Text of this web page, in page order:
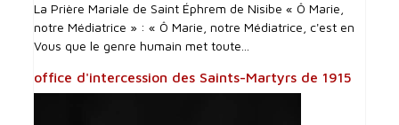
La Prière Mariale de Saint Éphrem de Nisibe « Ô Marie,
notre Médiatrice » : « Ô Marie, notre Médiatrice, c'est en
Vous que le genre humain met toute...
office d'intercession des Saints-Martyrs de 1915